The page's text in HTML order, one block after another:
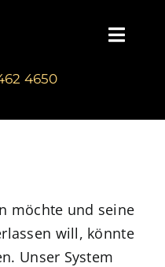
Deborah Bichlmeier
4650
möchte und seine
will, könnte
Unser System